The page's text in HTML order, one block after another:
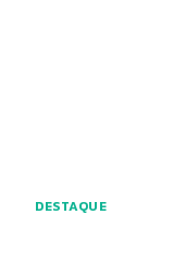
DESTAQUE